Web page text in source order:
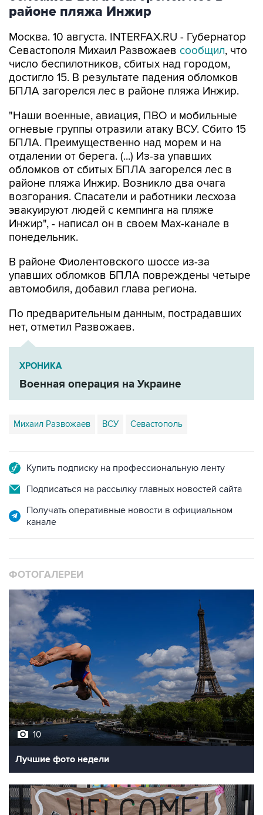
районе пляжа Инжир
Москва. 10 августа. INTERFAX.RU - Губернатор
Севастополя Михаил Развожаев сообщил, что
число беспилотников, сбитых над городом,
достигло 15. В результате падения обломков
БПЛА загорелся лес в районе пляжа Инжир.
"Наши военные, авиация, ПВО и мобильные
огневые группы отразили атаку ВСУ. Сбито 15
БПЛА. Преимущественно над морем и на
отдалении от берега. (...) Из-за упавших
обломков от сбитых БПЛА загорелся лес в
районе пляжа Инжир. Возникло два очага
возгорания. Спасатели и работники лесхоза
эвакуируют людей с кемпинга на пляже
Инжир", - написал он в своем Мах-канале в
понедельник.
В районе Фиолентовского шоссе из-за
упавших обломков БПЛА повреждены четыре
автомобиля, добавил глава региона.
По предварительным данным, пострадавших
нет, отметил Развожаев.
ХРОНИКА
Военная операция на Украине
Михаил Развожаев ВСУ Севастополь
Купить подписку на профессиональную ленту
Подписаться на рассылку главных новостей сайта
Получать оперативные новости в официальном
канале
ФОТОГАЛЕРЕИ
10
Лучшие фото недели